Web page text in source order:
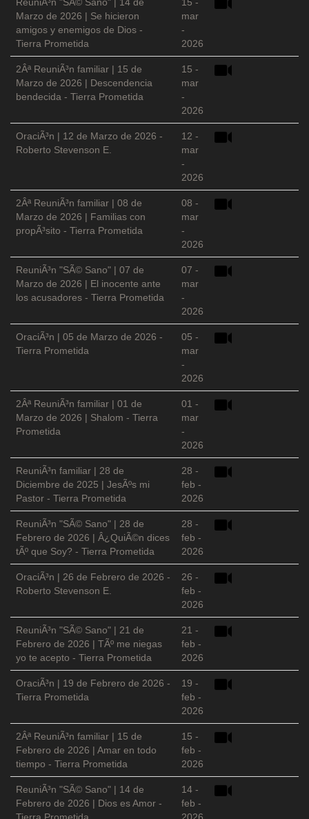
Marzo de 2026 | Se hicieron
amigos y enemigos de Dios -
Tierra Prometida
mar
-
2026
2Âª ReuniÃ³n familiar | 15 de
Marzo de 2026 | Descendencia
bendecida - Tierra Prometida
15 -
mar
-
2026
OraciÃ³n | 12 de Marzo de 2026 -
Roberto Stevenson E.
12 -
mar
-
2026
2Âª ReuniÃ³n familiar | 08 de
Marzo de 2026 | Familias con
propÃ³sito - Tierra Prometida
08 -
mar
-
2026
ReuniÃ³n "SÃ© Sano" | 07 de
Marzo de 2026 | El inocente ante
los acusadores - Tierra Prometida
07 -
mar
-
2026
OraciÃ³n | 05 de Marzo de 2026 -
Tierra Prometida
05 -
mar
-
2026
2Âª ReuniÃ³n familiar | 01 de
Marzo de 2026 | Shalom - Tierra
Prometida
01 -
mar
-
2026
ReuniÃ³n familiar | 28 de
Diciembre de 2025 | JesÃºs mi
Pastor - Tierra Prometida
28 -
feb -
2026
ReuniÃ³n "SÃ© Sano" | 28 de
Febrero de 2026 | Â¿QuiÃ©n dices
tÃº que Soy? - Tierra Prometida
28 -
feb -
2026
OraciÃ³n | 26 de Febrero de 2026 -
Roberto Stevenson E.
26 -
feb -
2026
ReuniÃ³n "SÃ© Sano" | 21 de
Febrero de 2026 | TÃº me niegas
yo te acepto - Tierra Prometida
21 -
feb -
2026
OraciÃ³n | 19 de Febrero de 2026 -
Tierra Prometida
19 -
feb -
2026
2Âª ReuniÃ³n familiar | 15 de
Febrero de 2026 | Amar en todo
tiempo - Tierra Prometida
15 -
feb -
2026
ReuniÃ³n "SÃ© Sano" | 14 de
Febrero de 2026 | Dios es Amor -
14 -
feb -